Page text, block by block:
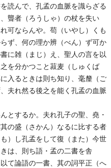
読んで、孔孟の血脈を識らざる
聾者（ろうしゃ）の杖を失い
可ならんや。苟（いやし）くも
ず、何の理か辨（べん）ず可か
に雑（まじ）え、聖人の言を以
を分かつこと菽麦（しゅくば
入るときは則ち知り、毫釐（ご
夫れ然る後之を能く孔孟の血脈
とするか。夫れ孔子の聖、堯・
の盛（さかん）なるに比する者
）し孔孟をして復（また）今世
は、則ち語・孟の二書を舎
て論語の一書、其の詞平正（へ